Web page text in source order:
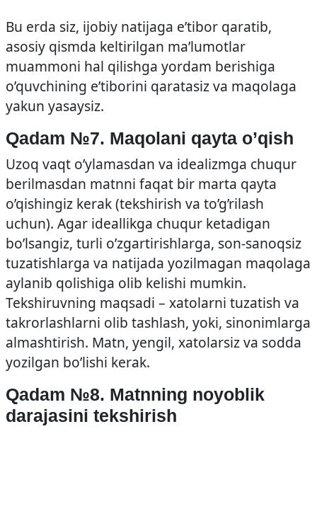
Bu erda siz, ijobiy natijaga e’tibor qaratib,
asosiy qismda keltirilgan ma’lumotlar
muammoni hal qilishga yordam berishiga
o’quvchining e’tiborini qaratasiz va maqolaga
yakun yasaysiz.
Qadam №7. Maqolani qayta o’qish
Uzoq vaqt o’ylamasdan va idealizmga chuqur
berilmasdan matnni faqat bir marta qayta
o’qishingiz kerak (tekshirish va to’g’rilash
uchun). Agar ideallikga chuqur ketadigan
bo’lsangiz, turli o’zgartirishlarga, son-sanoqsiz
tuzatishlarga va natijada yozilmagan maqolaga
aylanib qolishiga olib kelishi mumkin.
Tekshiruvning maqsadi – xatolarni tuzatish va
takrorlashlarni olib tashlash, yoki, sinonimlarga
almashtirish. Matn, yengil, xatolarsiz va sodda
yozilgan bo’lishi kerak.
Qadam №8. Matnning noyoblik
darajasini tekshirish